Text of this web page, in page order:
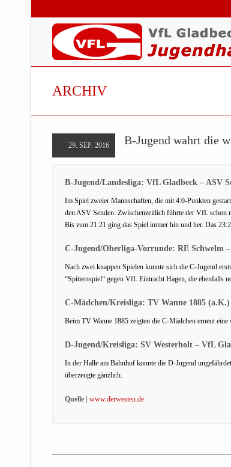
ARCHIV
29. SEP. 2016 B-Jugend wahrt die
B-Jugend/Landesliga: VfL Gladbeck – ASV
Im Spiel zweier Mannschaften, die mit 4:0-Punkten
den ASV Senden. Zwischenzeitlich führte der VfL schon
Bis zum 21:21 ging das Spiel immer hin und her. Das
C-Jugend/Oberliga-Vorrunde: RE Schwelm
Nach zwei knappen Spielen konnte sich die C-Jugend
“Spitzenspiel“ gegen VfL Eintracht Hagen, die ebenfalls
C-Mädchen/Kreisliga: TV Wanne 1885
Beim TV Wanne 1885 zeigten die C-Mädchen erneut
D-Jugend/Kreisliga: SV Westerholt – VfL
In der Halle am Bahnhof konnte die D-Jugend
überzeugte gänzlich.
Quelle | www.derwesten.de